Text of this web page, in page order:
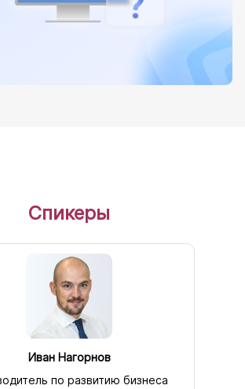
Спикеры
Иван Нагорнов
по развитию бизнеса